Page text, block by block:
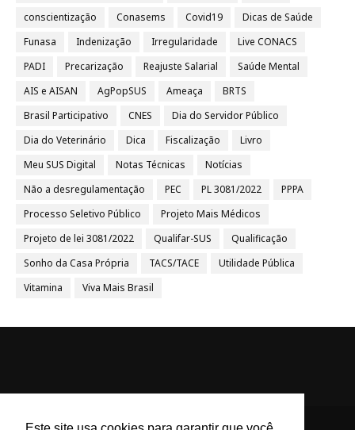
conscientização
Conasems Covid19
Dicas de Saúde
Funasa
Indenização Irregularidade
Live CONACS
PADI
Precarização Reajuste Salarial
Saúde Mental
AIS e AISAN
AgPopSUS Ameaça
BRTS
Brasil Participativo
CNES
Dia do Servidor Público
Dia do Veterinário
Dica Fiscalização
Livro
Meu SUS Digital
Notas Técnicas
Notícias
Não a desregulamentação
PEC PL 3081/2022
PPPA
Processo Seletivo Público
Projeto Mais Médicos
Projeto de lei 3081/2022
Qualifar-SUS
Qualificação
Sonho da Casa Própria
TACS/TACE
Utilidade Pública
Vitamina
Viva Mais Brasil